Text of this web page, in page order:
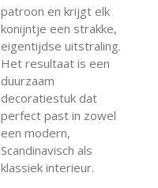
patroon en krijgt elk
konijntje een strakke,
eigentijdse uitstraling.
Het resultaat is een
duurzaam
decoratiestuk dat
perfect past in zowel
een modern,
Scandinavisch als
klassiek interieur.